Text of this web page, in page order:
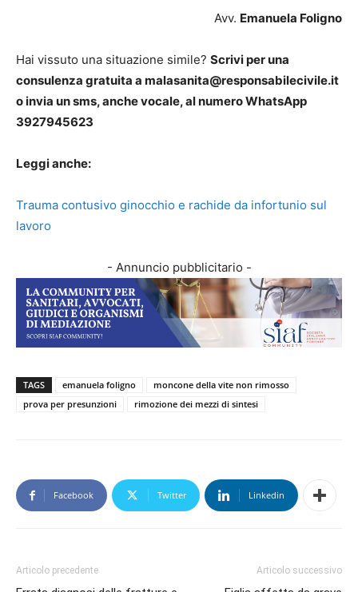
Avv. Emanuela Foligno
Hai vissuto una situazione simile? Scrivi per una
consulenza gratuita a malasanita@responsabilecivile.it
o invia un sms, anche vocale, al numero WhatsApp
3927945623
Leggi anche:
Trauma contusivo ginocchio e rachide da infortunio sul
lavoro
- Annuncio pubblicitario -
TAGS emanuela foligno
moncone della vite non rimosso
prova per presunzioni
rimozione dei mezzi di sintesi
Facebook Twitter Linkedin
Articolo precedente Articolo successivo